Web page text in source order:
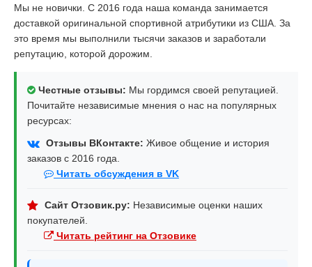
Мы не новички. С 2016 года наша команда занимается
доставкой оригинальной спортивной атрибутики из США. За
это время мы выполнили тысячи заказов и заработали
репутацию, которой дорожим.
Честные отзывы: Мы гордимся своей репутацией.
Почитайте независимые мнения о нас на популярных
ресурсах:
Отзывы ВКонтакте: Живое общение и история
заказов с 2016 года.
Читать обсуждения в VK
Сайт Отзовик.ру: Независимые оценки наших
покупателей.
Читать рейтинг на Отзовике